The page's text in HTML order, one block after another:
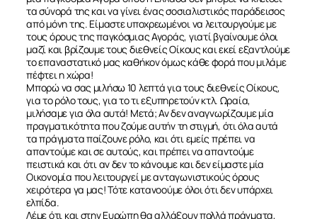
τα σύνορά της και να γίνει ένας σοσιαλιστικός παράδεισος
από μόνη της. Είμαστε υποχρεωμένοι να λειτουργούμε με
τους όρους της παγκόσμιας Αγοράς, γιατί βγαίνουμε όλοι
μαζί και βρίζουμε τους διεθνείς Οίκους και εκεί εξαντλούμε
το επαναστατικό μας καθήκον όμως κάθε φορά που μιλάμε
πέφτει η χώρα!
Μπορώ να σας μιλήσω 10 λεπτά για τους διεθνείς Οίκους,
για το ρόλο τους, για το τι εξυπηρετούν κτλ. Ωραία,
μιλήσαμε για όλα αυτά! Μετά; Αν δεν αναγνωρίζουμε μία
πραγματικότητα που ζούμε αυτήν τη στιγμή, ότι όλα αυτά
τα πράγματα παίζουνε ρόλο, και ότι εμείς πρέπει να
απαντούμε και σε αυτούς, και πρέπει να απαντούμε
πειστικά και ότι αν δεν το κάνουμε και δεν είμαστε μία
Οικονομία που λειτουργεί με ανταγωνιστικούς όρους
χειρότερα γα μας! Τότε κατανοούμε όλοι ότι δεν υπάρχει
ελπίδα.
Λέμε ότι και στην Ευρώπη θα αλλάξουν πολλά πράγματα,